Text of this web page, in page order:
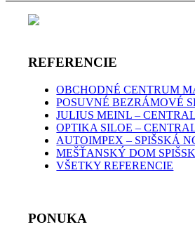
REFERENCIE
OBCHODNÉ CENTRUM
POSUVNÉ BEZRÁMOVÉ
JULIUS MEINL –
OPTIKA SILOE –
AUTOIMPEX – SPIŠSKÁ
MEŠŤANSKÝ DOM
VŠETKY REFERENCIE
PONUKA